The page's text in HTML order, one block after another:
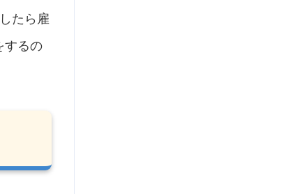
たら雇
するの